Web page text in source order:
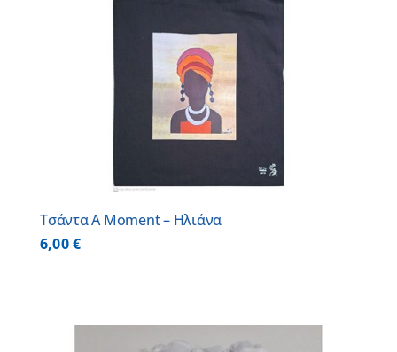
Τσάντα A Moment – Ηλιάνα
6,00€